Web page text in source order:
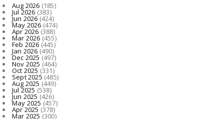
Aug 2026 (185)
Jul 2026 (383)
Jun 2026(424)
May 2026(474)
Apr 2026 (388)
Mar 2026(455)
Feb 2026 (445)
Jan 2026 (490)
Dec 2025(497)
Nov 2025 (464)
Oct 2025 (331)
Sept 2025 (485)
Aug 2025 (449)
Jul 2025 (538)
Jun 2025(426)
May 2025(457)
Apr 2025 (378)
Mar 2025 (300)